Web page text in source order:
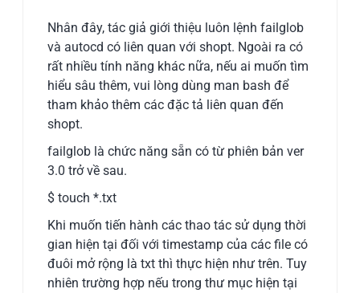
Nhân đây, tác giả giới thiệu luôn lệnh failglob
và autocd có liên quan với shopt. Ngoài ra có
rất nhiều tính năng khác nữa, nếu ai muốn tìm
hiểu sâu thêm, vui lòng dùng man bash để
tham khảo thêm các đặc tả liên quan đến
shopt.
failglob là chức năng sẵn có từ phiên bản ver
3.0 trở về sau.
$ touch *.txt
Khi muốn tiến hành các thao tác sử dụng thời
gian hiện tại đối với timestamp của các file có
đuôi mở rộng là txt thì thực hiện như trên. Tuy
nhiên trường hợp nếu trong thư mục hiện tại